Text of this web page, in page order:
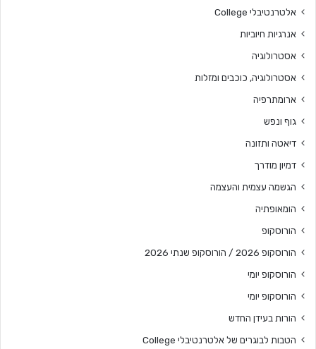
אלטרנטיבלי College
אנרגיות חיוביות
אסטרולוגיה
אסטרולוגיה, כוכבים ומזלות
ארומתרפיה
גוף ונפש
דיאטה ותזונה
דמיון מודרך
הגשמה עצמית והעצמה
הומאופתיה
הורוסקופ
הורוסקופ 2026 / הורוסקופ שנתי 2026
הורוסקופ יומי
הורוסקופ יומי
הורות בעידן החדש
הטבות לבוגרים של אלטרנטיבלי College